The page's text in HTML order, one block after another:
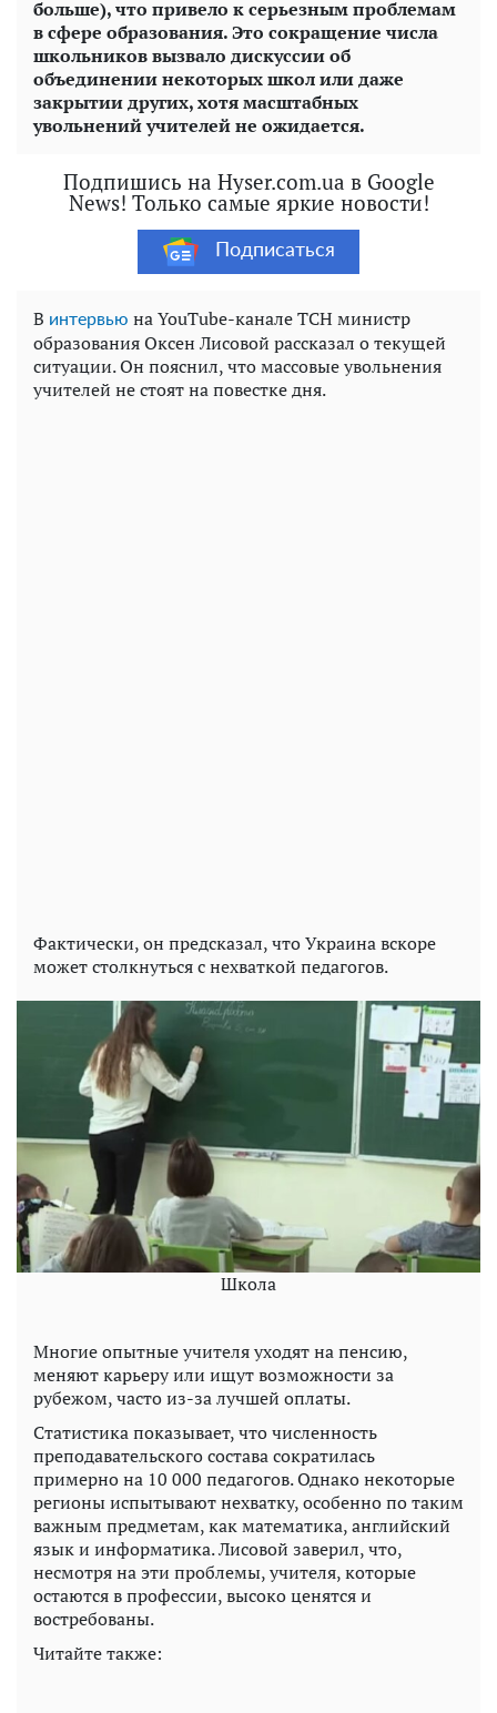
больше), что привело к серьезным проблемам
в сфере образования. Это сокращение числа
школьников вызвало дискуссии об
объединении некоторых школ или даже
закрытии других, хотя масштабных
увольнений учителей не ожидается.
Подпишись на Hyser.com.ua в Google
News! Только самые яркие новости!
Подписаться
В интервью на YouTube-канале ТСН министр
образования Оксен Лисовой рассказал о текущей
ситуации. Он пояснил, что массовые увольнения
учителей не стоят на повестке дня.
Фактически, он предсказал, что Украина вскоре
может столкнуться с нехваткой педагогов.
Школа
Многие опытные учителя уходят на пенсию,
меняют карьеру или ищут возможности за
рубежом, часто из-за лучшей оплаты.
Статистика показывает, что численность
преподавательского состава сократилась
примерно на 10 000 педагогов. Однако некоторые
регионы испытывают нехватку, особенно по таким
важным предметам, как математика, английский
язык и информатика. Лисовой заверил, что,
несмотря на эти проблемы, учителя, которые
остаются в профессии, высоко ценятся и
востребованы.
Читайте также: